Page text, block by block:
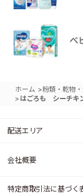
ホーム >粉類・乾物
> はごろも シーチキ
配送エリア
会社概要
特定商取引法に基づく